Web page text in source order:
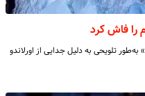
را فاش کرد
کیتی پری در ترانهٔ جدید خود با عنوان «Bandaids» به‌طور تلویحی به دلیل جدایی از اورلاندو